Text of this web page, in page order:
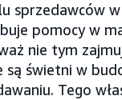
sprzedawców
pomocy w
nie tym
są świetni w
Tego